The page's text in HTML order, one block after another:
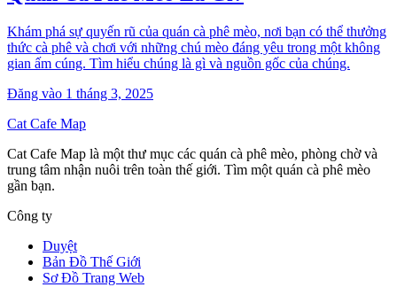
Khám phá sự quyến rũ của quán cà phê mèo, nơi bạn có thể thưởng
thức cà phê và chơi với những chú mèo đáng yêu trong một không
gian ấm cúng. Tìm hiểu chúng là gì và nguồn gốc của chúng.
Đăng vào 1 tháng 3, 2025
Cat Cafe Map
Cat Cafe Map là một thư mục các quán cà phê mèo, phòng chờ và
trung tâm nhận nuôi trên toàn thế giới. Tìm một quán cà phê mèo
gần bạn.
Công ty
Duyệt
Bản Đồ Thế Giới
Sơ Đồ Trang Web